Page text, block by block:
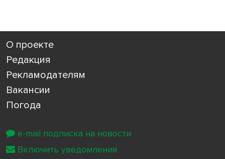
О проекте
Редакция
Рекламодателям
Вакансии
Погода
e-mail подписка на новости
Включить уведомления